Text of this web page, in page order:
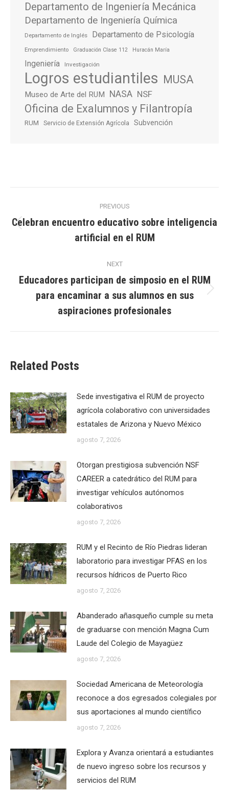
Departamento de Ingeniería Mecánica
Departamento de Ingeniería Química
Departamento de Inglés Departamento de Psicología
Emprendimiento Graduación Clase 112 Huracán María
Ingeniería Investigación
Logros estudiantiles MUSA
Museo de Arte del RUM NASA NSF
Oficina de Exalumnos y Filantropía
RUM Servicio de Extensión Agrícola Subvención
navigation
PREVIOUS
post:
Celebran encuentro educativo sobre inteligencia
artificial en el RUM
NEXT
Next
post:
Educadores participan de simposio en el RUM
para encaminar a sus alumnos en sus
aspiraciones profesionales
Related Posts
Sede investigativa el RUM de proyecto
agrícola colaborativo con universidades
estatales de Arizona y Nuevo México
agosto 7, 2026
Otorgan prestigiosa subvención NSF
CAREER a catedrático del RUM para
investigar vehículos autónomos
colaborativos
agosto 7, 2026
RUM y el Recinto de Río Piedras lideran
laboratorio para investigar PFAS en los
recursos hídricos de Puerto Rico
agosto 7, 2026
Abanderado añasqueño cumple su meta
de graduarse con mención Magna Cum
Laude del Colegio de Mayagüez
agosto 7, 2026
Sociedad Americana de Meteorología
reconoce a dos egresados colegiales por
sus aportaciones al mundo científico
agosto 7, 2026
Explora y Avanza orientará a estudiantes
de nuevo ingreso sobre los recursos y
servicios del RUM